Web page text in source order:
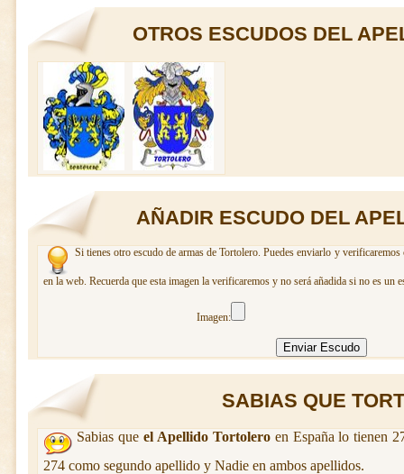
OTROS ESCUDOS DEL
AÑADIR ESCUDO DEL
Si tienes otro escudo de armas de Tortolero. Puedes enviarlo y
en la web. Recuerda que esta imagen la verificaremos y no será añadida si no es un
Imagen:
SABIAS QUE
Sabias que el Apellido Tortoleroen España lo tienen
274 como segundo apellido y Nadie en ambos apellidos.